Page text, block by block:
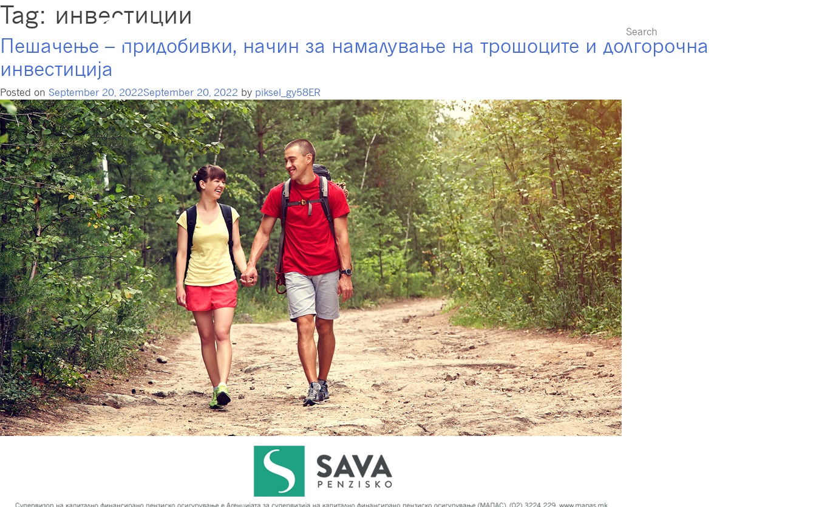
Tag: инвестиции
Пешачење – придобивки, начин за намалување на трошоците и долгорочна
инвестиција
Posted on September 20, 2022September 20, 2022 by piksel_gy58ER